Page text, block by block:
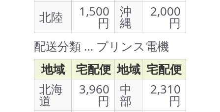
北陸
1,500
円
沖
縄
2,000
円
配送分類 … プリンス電機
地域
宅配便 地域 宅配便
北海
道
3,960
円
中
部
2,310
円